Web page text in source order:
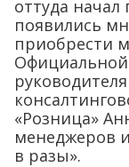
оттуда начал
появились
приобрести
Официальной
«Розница»
менеджеров
в разы».